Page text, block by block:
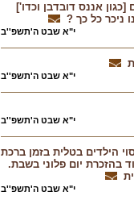
אננס דובדבן וכדו']
ניכר כל כך ?
י"א שבט ה'תשפ''ב
י"א שבט ה'תשפ''ב
י"א שבט ה'תשפ''ב
הילדים בטלית בזמן ברכת
בהזכרת יום פלוני בשבת.
י"א שבט ה'תשפ''ב